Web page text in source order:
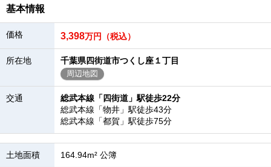
基本情報
価格 3,398万円（税込）
所在地 千葉県四街道市つくし座１丁目
周辺地図
交通
総武本線「四街道」駅徒歩22分
総武本線「物井」駅徒歩43分
総武本線「都賀」駅徒歩75分
土地面積 164.94m² 公簿